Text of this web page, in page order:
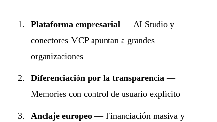
Plataforma empresarial — AI Studio y
conectores MCP apuntan a grandes
organizaciones
Diferenciación por la transparencia —
Memories con control de usuario explícito
Anclaje europeo — Financiación masiva y